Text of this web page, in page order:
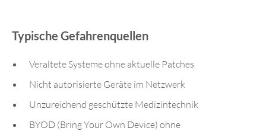
Typische Gefahrenquellen
Veraltete Systeme ohne aktuelle Patches
Nicht autorisierte Geräte im Netzwerk
Unzureichend geschützte Medizintechnik
BYOD (Bring Your Own Device) ohne